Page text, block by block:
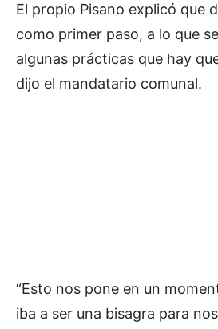
El propio Pisano explicó que
como primer paso, a lo que
algunas prácticas que hay
dijo el mandatario comunal.
“Esto nos pone en un
iba a ser una bisagra para